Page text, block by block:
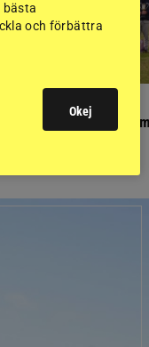
Finaldag med
bästa
och förbättra
Okej